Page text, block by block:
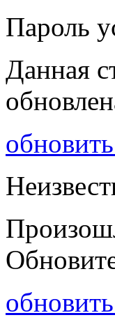
Пароль
Данная